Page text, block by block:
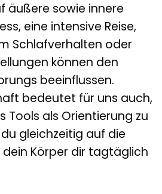
äußere sowie innere
eine intensive Reise,
Schlafverhalten oder
können den
beeinflussen.
bedeutet für uns auch,
Tools als Orientierung zu
gleichzeitig auf die
dein Körper dir tagtäglich